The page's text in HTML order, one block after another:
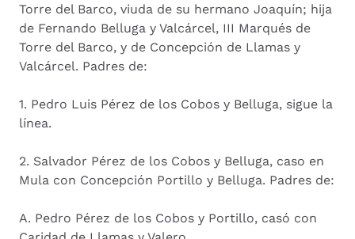
Torre del Barco, viuda de su hermano Joaquín; hija
de Fernando Belluga y Valcárcel, III Marqués de
Torre del Barco, y de Concepción de Llamas y
Valcárcel. Padres de:
1. Pedro Luis Pérez de los Cobos y Belluga, sigue la
línea.
2. Salvador Pérez de los Cobos y Belluga, caso en
Mula con Concepción Portillo y Belluga. Padres de:
A. Pedro Pérez de los Cobos y Portillo, casó con